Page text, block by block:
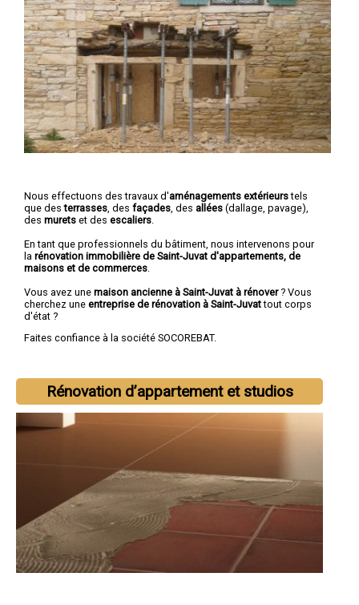
Nous effectuons des travaux d'aménagements extérieurstels
que desterrasses , des façades , des allées (dallage, pavage),
des murets et des escaliers
En tant que professionnels du bâtiment, nous intervenons pour
la rénovation immobilière de Saint-Juvat d'appartements, de
maisons et de commerces
Vous avez une maison ancienne à Saint-Juvat à rénover? Vous
cherchez une entreprise de rénovation à Saint-Juvattout corps
d'état ?
Faites confiance à la société SOCOREBAT.
Rénovation d’appartement et studios